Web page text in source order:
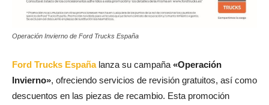
Operación Invierno de Ford Trucks España
Ford Trucks Españalanza su campaña«Operación
Invierno», ofreciendo servicios de revisión gratuitos, así como
descuentos en las piezas de recambio. Esta promoción